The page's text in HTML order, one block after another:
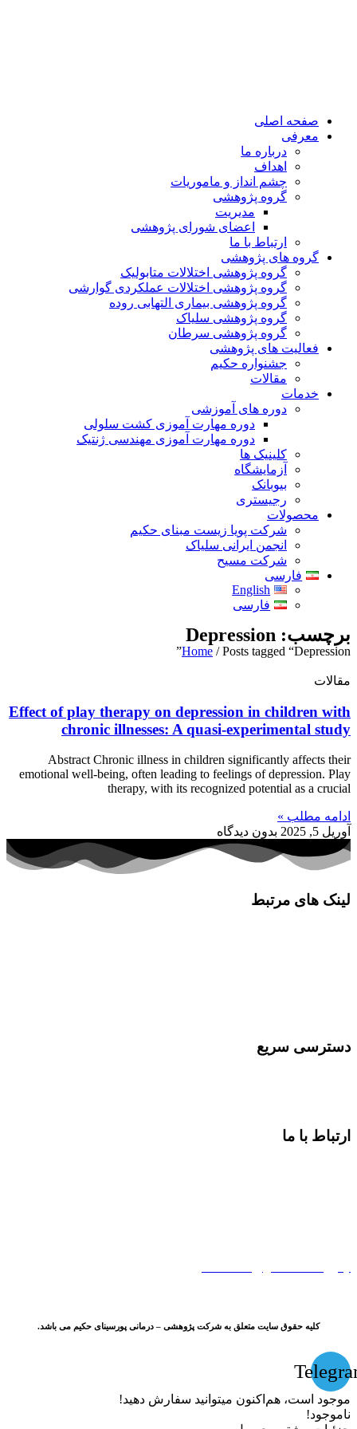
صفحه اصلی
معرفی
درباره ما
اهداف
چشم انداز و ماموریات
گروه پژوهشی
مدیریت
اعضای شورای پژوهشی
ارتباط با ما
گروه های پژوهشی
گروه پژوهشی اختلالات متابولیک
گروه پژوهشی اختلالات عملکردی گوارشی
گروه پژوهشی بیماری التهابی روده
گروه پژوهشی سلیاک
گروه پژوهشی سرطان
فعالیت های پژوهشی
جشنواره حکیم
مقالات
خدمات
دوره های آموزشی
دوره مهارت آموزی کشت سلولی
دوره مهارت آموزی مهندسی ژنتیک
کلینیک ها
آزمایشگاه
بیوبانک
رجیستری
محصولات
شرکت پویا زیست مبنای حکیم
انجمن ایرانی سلیاک
شرکت مسیح
فارسی
English
فارسی
برچسب: Depression
Home / Posts tagged “Depression”
مقالات
Effect of play therapy on depression in children with
chronic illnesses: A quasi-experimental study
Abstract Chronic illness in children significantly affects their
emotional well-being, often leading to feelings of depression. Play
therapy, with its recognized potential as a crucial
ادامه مطلب »
آوریل 5, 2025
بدون دیدگاه
لینک های مرتبط
دسترسی سریع
ارتباط با ما
کلیه حقوق سایت متعلق به شرکت پژوهشی – درمانی پورسینای حکیم می باشد.
موجود است، هم‌اکنون میتوانید سفارش دهید!
ناموجود!